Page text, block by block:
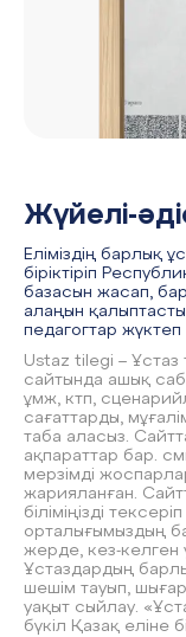
Жүйелі-
Еліміздің барлық
біріктіріп
базасын жасап,
алаңын
педагогтар
Ustaz tilegi – Ұстаз
сайтында ашық
ұмж, ктп,
сағаттарды,
таба аласыз.
ақпараттар бар.
мерзімді
жарияланған.
біліміңізді
орталығымыздың
жерде, кез-келген
Ұстаздардың
шешім тауып,
уақыт сыйлау.
бүкіл Қазақ еліне